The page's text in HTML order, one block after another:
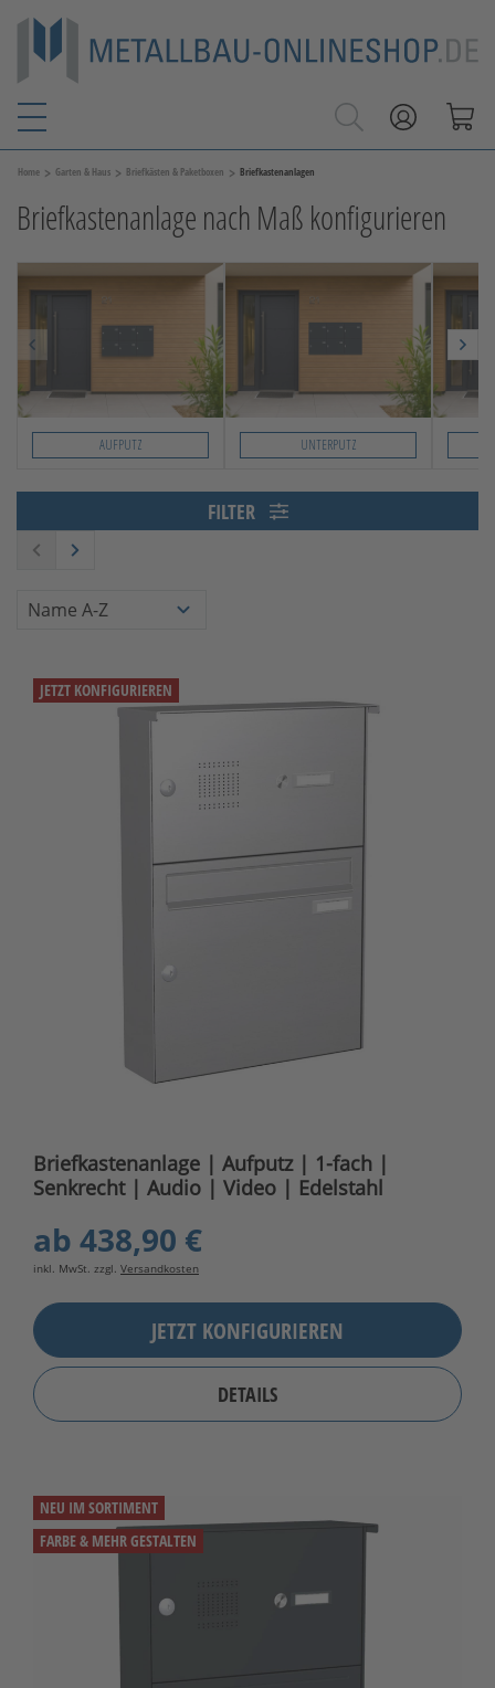
Home > Garten & Haus > Briefkästen & Paketboxen > Briefkastenanlagen
Briefkastenanlage nach Maß konfigurieren
AUFPUTZ UNTERPUTZ
FILTER
JETZT KONFIGURIEREN
Briefkastenanlage | Aufputz | 1-fach |
Senkrecht | Audio | Video | Edelstahl
ab 438,90 €
inkl. MwSt. zzgl. Versandkosten
JETZT KONFIGURIEREN
DETAILS
NEU IM SORTIMENT
FARBE & MEHR GESTALTEN